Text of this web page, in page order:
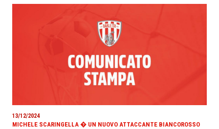
13/12/2024
MICHELE SCARINGELLA � UN NUOVO ATTACCANTE BIANCOROSSO